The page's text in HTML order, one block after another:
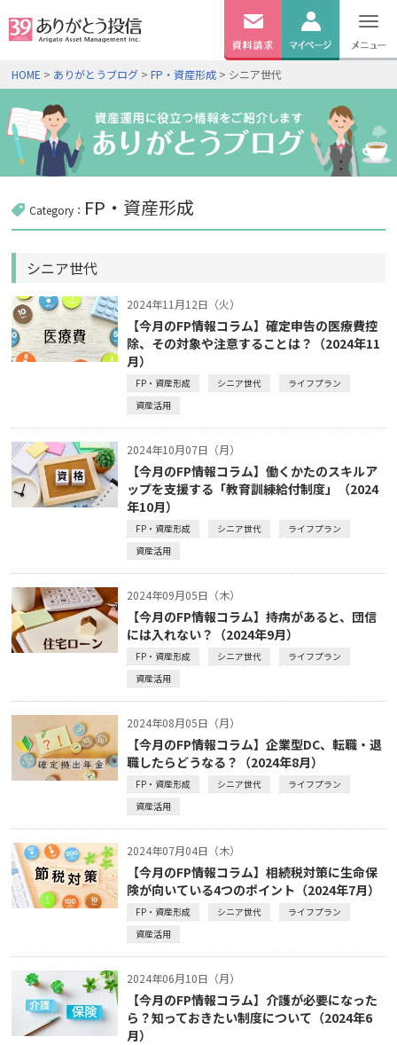
無料資料
請求
HOME > ありがとうブログ >FP・資産形成 > シニア世代
Category： FP・資産形成
シニア世代
2024年11月12日（火）
【今月のFP情報コラム】確定申告の医療費控
除、その対象や注意することは？（2024年11
月）
FP・資産形成 シニア世代
ライフプラン
資産活用
2024年10月07日（月）
【今月のFP情報コラム】働くかたのスキルア
ップを支援する「教育訓練給付制度」（2024
年10月）
FP・資産形成 シニア世代
ライフプラン
資産活用
2024年09月05日（木）
【今月のFP情報コラム】持病があると、団信
には入れない？（2024年9月）
FP・資産形成 シニア世代
ライフプラン
資産活用
2024年08月05日（月）
【今月のFP情報コラム】企業型DC、転職・退
職したらどうなる？（2024年8月）
FP・資産形成 シニア世代
ライフプラン
資産活用
2024年07月04日（木）
【今月のFP情報コラム】相続税対策に生命保
険が向いている4つのポイント（2024年7月）
FP・資産形成 シニア世代
ライフプラン
資産活用
2024年06月10日（月）
【今月のFP情報コラム】介護が必要になった
ら？知っておきたい制度について（2024年6
月）